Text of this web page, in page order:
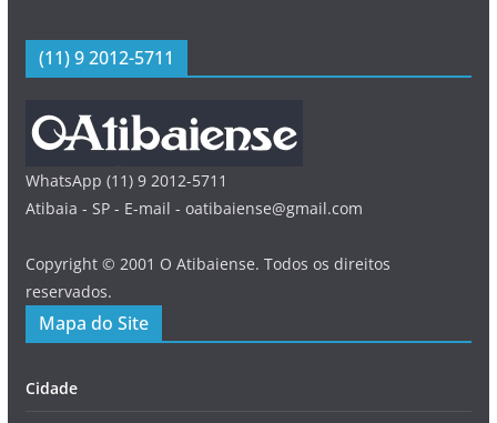
(11) 9 2012-5711
WhatsApp (11) 9 2012-5711
Atibaia - SP - E-mail - oatibaiense@gmail.com
Copyright © 2001 O Atibaiense. Todos os direitos
reservados.
Mapa do Site
Cidade